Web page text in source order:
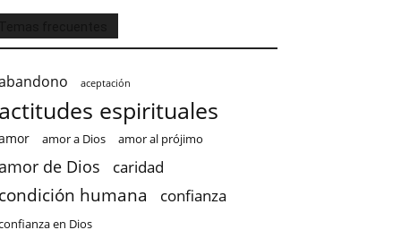
aceptación
espirituales
amor a Dios amor al prójimo
de Dios caridad
humana confianza
en Dios